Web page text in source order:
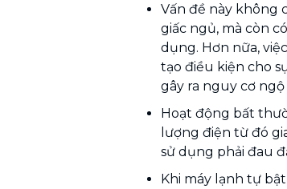
Vấn đề này không
giấc ngủ, mà còn
dụng. Hơn nữa,
tạo điều kiện cho
gây ra nguy cơ ngộ
Hoạt động bất
lượng điện từ đó
sử dụng phải đau
Khi máy lạnh tự